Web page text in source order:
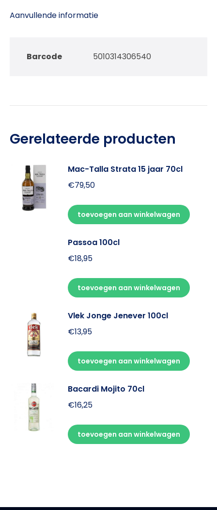
Aanvullende informatie
Barcode 5010314306540
Gerelateerde producten
Mac-Talla Strata 15 jaar 70cl
€79,50
toevoegen aan winkelwagen
Passoa 100cl
€18,95
toevoegen aan winkelwagen
Vlek Jonge Jenever 100cl
€13,95
toevoegen aan winkelwagen
Bacardi Mojito 70cl
€16,25
toevoegen aan winkelwagen